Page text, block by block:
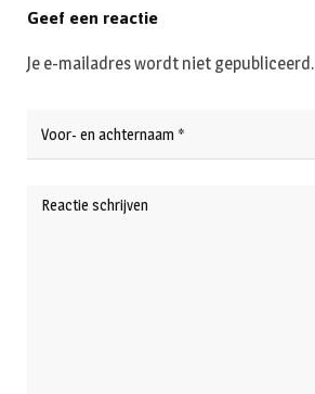
Geef een reactie
Je e-mailadres wordt niet gepubliceerd.